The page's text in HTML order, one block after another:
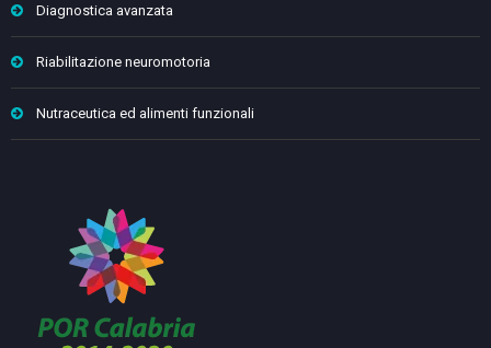
Diagnostica avanzata
Riabilitazione neuromotoria
Nutraceutica ed alimenti funzionali